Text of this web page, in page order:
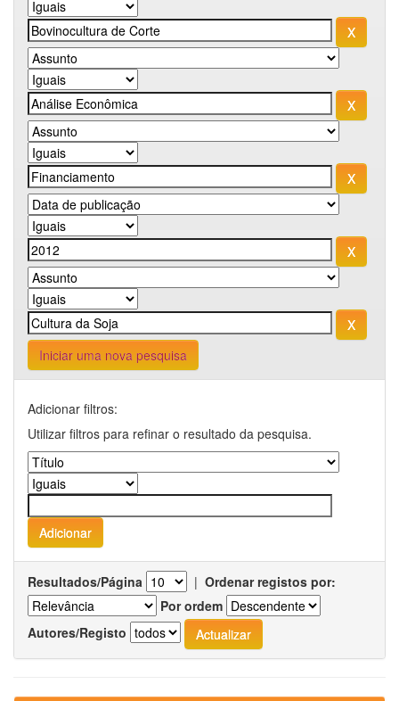
Iniciar uma nova pesquisa
Adicionar filtros:
Utilizar filtros para refinar o resultado da pesquisa.
Resultados/Página | Ordenar registos por:
Por ordem
Autores/Registo